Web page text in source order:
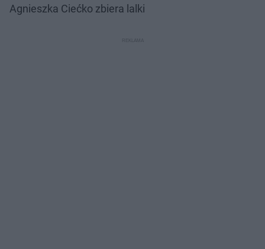
Agnieszka Ciećko zbiera lalki